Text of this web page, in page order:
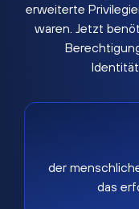
erweiterte
waren. Jetzt
der
das